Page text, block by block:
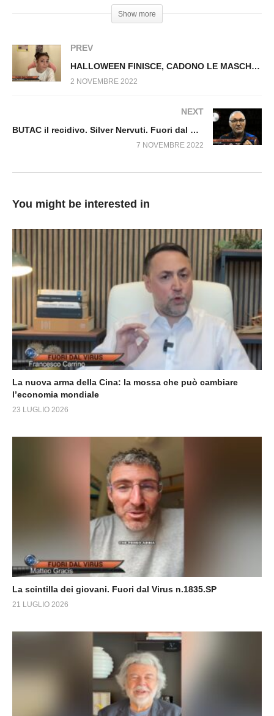
Ospite: Avv. Marco Maria Donzelli
https://rainbowtelevision.tv/donazioni/
Show more
PREV
HALLOWEEN FINISCE, CADONO LE MASCHERE. Fuori dal Virus n.345.SP
2 NOVEMBRE 2022
NEXT
BUTAC il recidivo. Silver Nervuti. Fuori dal Virus n.347.SP
7 NOVEMBRE 2022
You might be interested in
La nuova arma della Cina: la mossa che può cambiare
l’economia mondiale
23 LUGLIO 2026
La scintilla dei giovani. Fuori dal Virus n.1835.SP
21 LUGLIO 2026